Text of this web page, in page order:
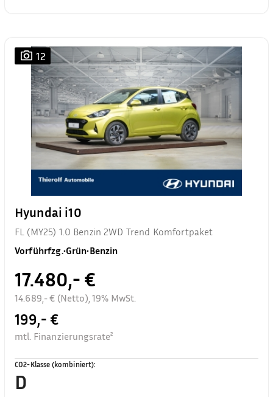
12
Hyundai i10
FL (MY25) 1.0 Benzin 2WD Trend Komfortpaket
Vorführfzg.•Grün•Benzin
17.480,- €
14.689,- € (Netto), 19% MwSt.
199,- €
mtl. Finanzierungsrate²
CO2-Klasse (kombiniert):
D